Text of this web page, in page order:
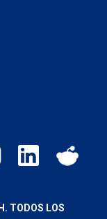
TODOS LOS